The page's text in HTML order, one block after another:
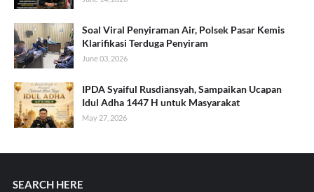
Soal Viral Penyiraman Air, Polsek Pasar Kemis
Klarifikasi Terduga Penyiram
June 03, 2026
IPDA Syaiful Rusdiansyah, Sampaikan Ucapan
Idul Adha 1447 H untuk Masyarakat
May 27, 2026
SEARCH HERE